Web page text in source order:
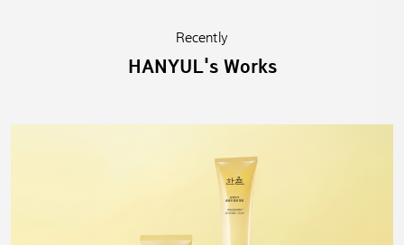
Recently
HANYUL's Works